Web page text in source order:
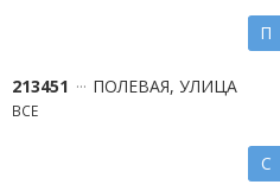
П
213451 ПОЛЕВАЯ, УЛИЦА
ВСЕ
С